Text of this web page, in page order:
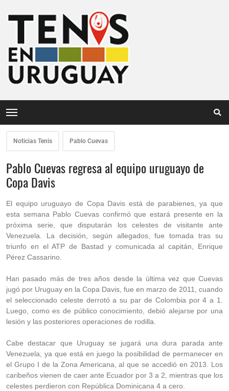
Noticias Tenis Pablo Cuevas
Pablo Cuevas regresa al equipo uruguayo de
Copa Davis
El equipo uruguayo de Copa Davis está de parabienes, ya que
esta semana Pablo Cuevas confirmó que estará presente en la
próxima serie, que disputarán los celestes de visitante ante
Venezuela. La decisión, según allegados, fue tomada tras su
triunfo en el ATP de Bastad y comunicada al capitán, Enrique
Pérez Cassarino.
Han pasado más de tres años desde la última vez que Cuevas
jugó por Uruguay en la Copa Davis, fue en marzo de 2011, cuando
el seleccionado celeste derrotó a su par de Colombia por 4 a 1.
Luego, como es de público conocimiento, debió alejarse por una
lesión y las posteriores operaciones de rodilla.
Cabe destacar que Uruguay se jugará una dura parada ante
Venezuela, ya que está en juego la posibilidad de permanecer en
el Grupo I de la Zona Americana, al que se accedió en 2013. Los
caribeños vienen de caer ante Ecuador por 3 a 2, mientras que los
celestes perdieron con República Dominicana 4 a cero.